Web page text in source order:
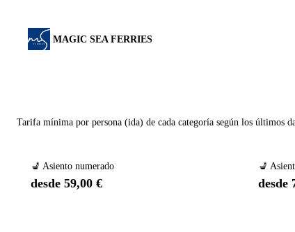
MAGIC SEA FERRIES
Tarifa mínima por persona (ida) de cada categoría según los últimos
💺 Asiento numerado
desde 59,00 €
💺
desde